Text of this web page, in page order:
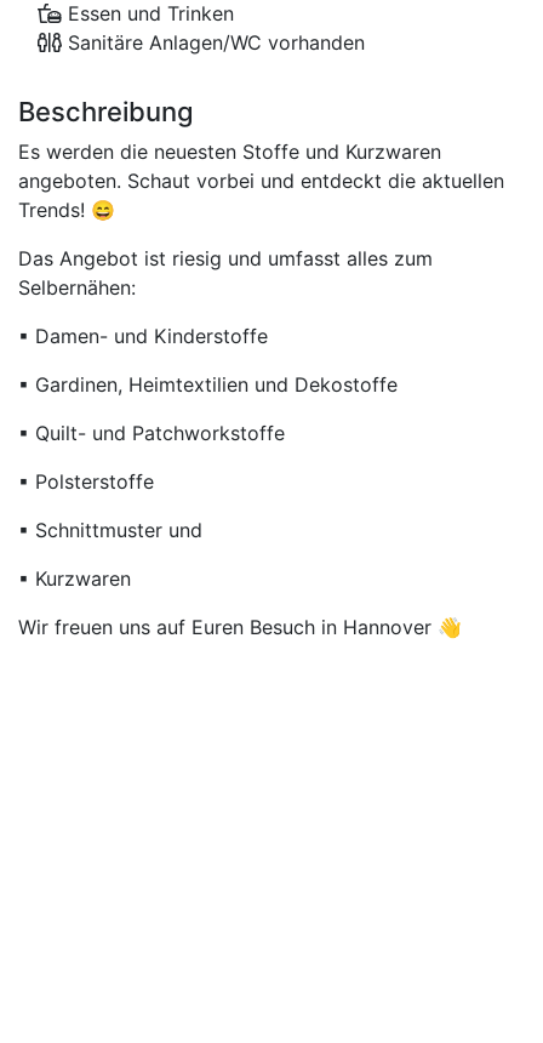
Essen und Trinken
Sanitäre Anlagen/WC vorhanden
Beschreibung
Es werden die neuesten Stoffe und Kurzwaren
angeboten. Schaut vorbei und entdeckt die aktuellen
Trends! 😄
Das Angebot ist riesig und umfasst alles zum
Selbernähen:
▪ Damen- und Kinderstoffe
▪ Gardinen, Heimtextilien und Dekostoffe
▪ Quilt- und Patchworkstoffe
▪ Polsterstoffe
▪ Schnittmuster und
▪ Kurzwaren
Wir freuen uns auf Euren Besuch in Hannover 👋